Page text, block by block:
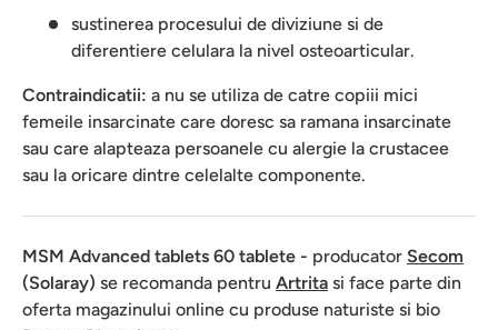
sustinerea procesului de diviziune si de
diferentiere celulara la nivel osteoarticular.
Contraindicatii: a nu se utiliza de catre copiii mici
femeile insarcinate care doresc sa ramana insarcinate
sau care alapteaza persoanele cu alergie la crustacee
sau la oricare dintre celelalte componente.
MSM Advanced tablets 60 tablete - producator Secom
(Solaray) se recomanda pentru Artrita si face parte din
oferta magazinului online cu produse naturiste si bio